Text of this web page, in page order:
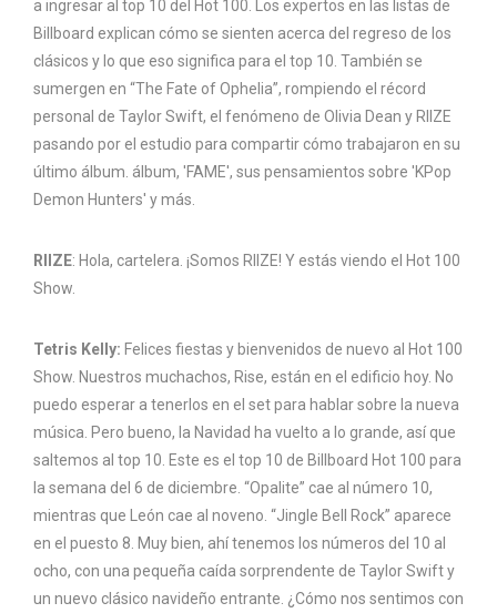
a ingresar al top 10 del Hot 100. Los expertos en las listas de
Billboard explican cómo se sienten acerca del regreso de los
clásicos y lo que eso significa para el top 10. También se
sumergen en “The Fate of Ophelia”, rompiendo el récord
personal de Taylor Swift, el fenómeno de Olivia Dean y RIIZE
pasando por el estudio para compartir cómo trabajaron en su
último álbum. álbum, 'FAME', sus pensamientos sobre 'KPop
Demon Hunters' y más.
RIIZE: Hola, cartelera. ¡Somos RIIZE! Y estás viendo el Hot 100
Show.
Tetris Kelly: Felices fiestas y bienvenidos de nuevo al Hot 100
Show. Nuestros muchachos, Rise, están en el edificio hoy. No
puedo esperar a tenerlos en el set para hablar sobre la nueva
música. Pero bueno, la Navidad ha vuelto a lo grande, así que
saltemos al top 10. Este es el top 10 de Billboard Hot 100 para
la semana del 6 de diciembre. “Opalite” cae al número 10,
mientras que León cae al noveno. “Jingle Bell Rock” aparece
en el puesto 8. Muy bien, ahí tenemos los números del 10 al
ocho, con una pequeña caída sorprendente de Taylor Swift y
un nuevo clásico navideño entrante. ¿Cómo nos sentimos con